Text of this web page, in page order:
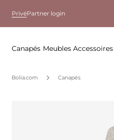
PrivéPartner login
Canapés Meubles Accessoires
Bolia.com Canapés